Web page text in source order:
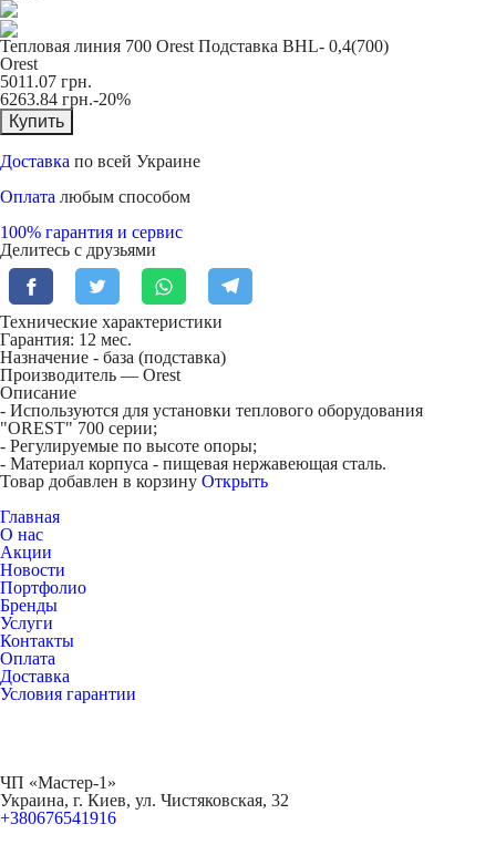
Тепловая линия 700 Orest Подставка BHL- 0,4(700)
Orest
5011.07 грн.
6263.84 грн.-20%
Купить
Доставка по всей Украине
Оплата любым способом
100% гарантия и сервис
Делитесь с друзьями
Технические характеристики
Гарантия: 12 мес.
Назначение - база (подставка)
Производитель — Orest
Описание
- Используются для установки теплового оборудования
"OREST" 700 серии;
- Регулируемые по высоте опоры;
- Материал корпуса - пищевая нержавеющая сталь.
Товар добавлен в корзину Открыть
Главная
О нас
Акции
Новости
Портфолио
Бренды
Услуги
Контакты
Оплата
Доставка
Условия гарантии
ЧП «Мастер-1»
Украина, г. Киев, ул. Чистяковская, 32
+380676541916